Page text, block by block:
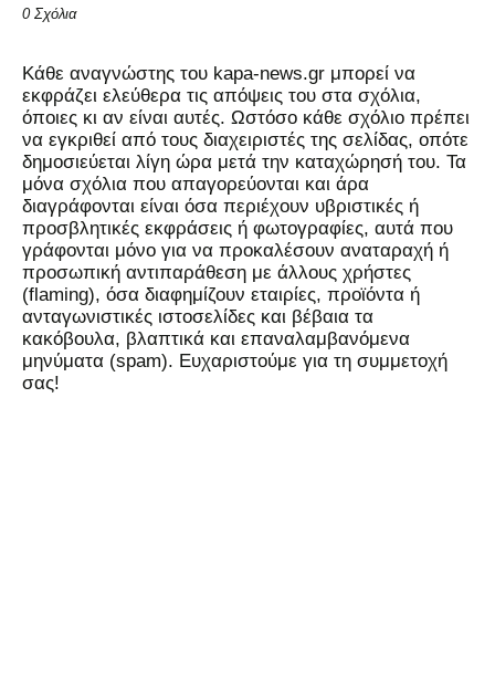
0 Σχόλια
Kάθε αναγνώστης του kapa-news.gr μπορεί να
εκφράζει ελεύθερα τις απόψεις του στα σχόλια,
όποιες κι αν είναι αυτές. Ωστόσο κάθε σχόλιο πρέπει
να εγκριθεί από τους διαχειριστές της σελίδας, οπότε
δημοσιεύεται λίγη ώρα μετά την καταχώρησή του. Τα
μόνα σχόλια που απαγορεύονται και άρα
διαγράφονται είναι όσα περιέχουν υβριστικές ή
προσβλητικές εκφράσεις ή φωτογραφίες, αυτά που
γράφονται μόνο για να προκαλέσουν αναταραχή ή
προσωπική αντιπαράθεση με άλλους χρήστες
(flaming), όσα διαφημίζουν εταιρίες, προϊόντα ή
ανταγωνιστικές ιστοσελίδες και βέβαια τα
κακόβουλα, βλαπτικά και επαναλαμβανόμενα
μηνύματα (spam). Ευχαριστούμε για τη συμμετοχή
σας!